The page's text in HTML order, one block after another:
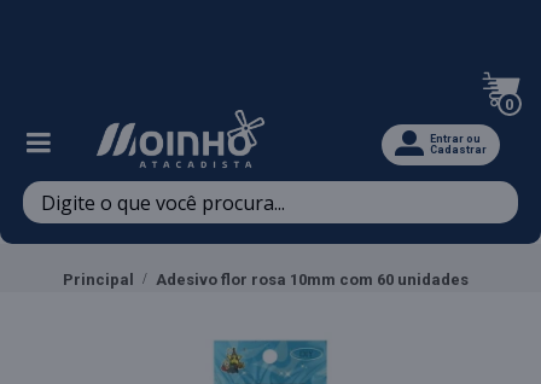
0
Entrar ou
Cadastrar
Principal Adesivo flor rosa 10mm com 60 unidades